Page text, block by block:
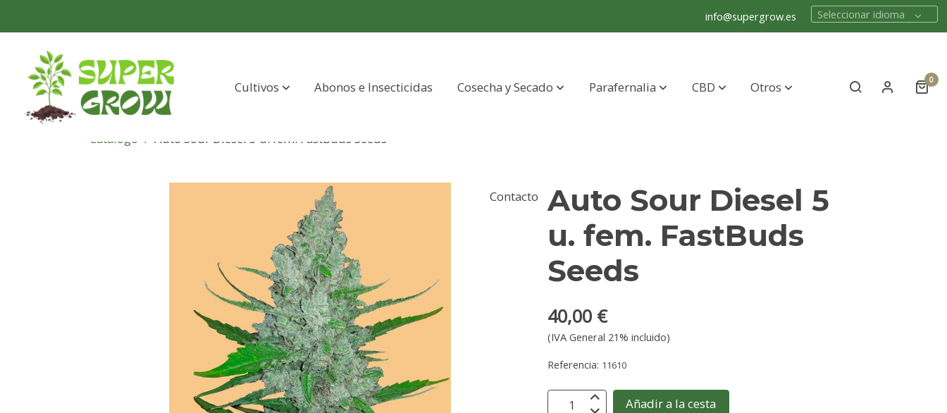
info@supergrow.es Seleccionar idioma
Cultivos Abonos e Insecticidas Cosecha y Secado Parafernalia CBD Otros
Contacto
0
Catálogo Auto Sour Diesel 5 u. fem. FastBuds Seeds
Auto Sour Diesel 5
u. fem. FastBuds
Seeds
40,00 €
(IVA General 21% incluido)
Referencia: 11610
Añadir a la cesta